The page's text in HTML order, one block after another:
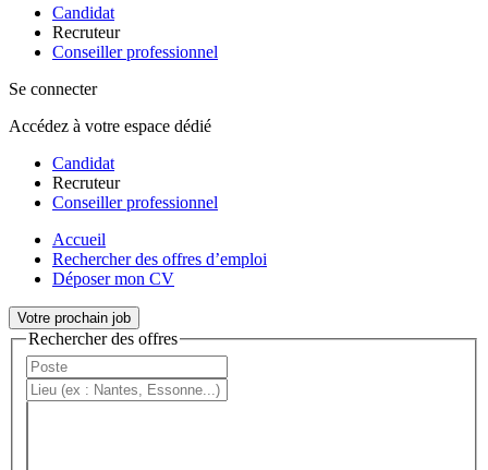
Candidat
Recruteur
Conseiller professionnel
Se connecter
Accédez à votre espace dédié
Candidat
Recruteur
Conseiller professionnel
Accueil
Rechercher des offres d’emploi
Déposer mon CV
Votre prochain job
Rechercher des offres